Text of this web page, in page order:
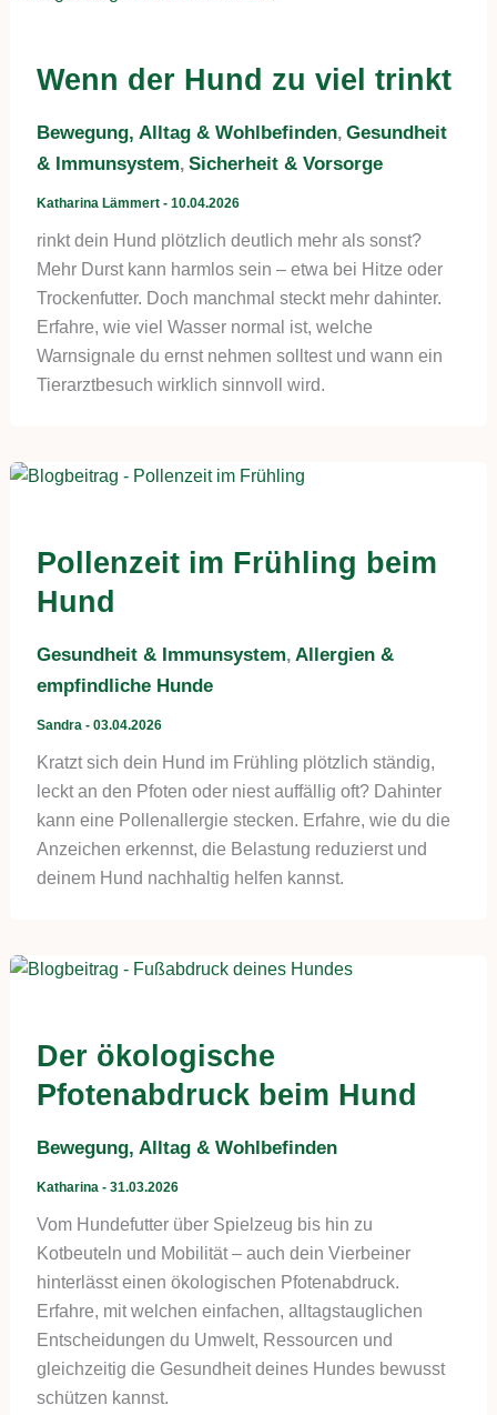
Wenn der Hund zu viel trinkt
Bewegung, Alltag & Wohlbefinden, Gesundheit
& Immunsystem, Sicherheit & Vorsorge
Katharina Lämmert - 10.04.2026
rinkt dein Hund plötzlich deutlich mehr als sonst?
Mehr Durst kann harmlos sein – etwa bei Hitze oder
Trockenfutter. Doch manchmal steckt mehr dahinter.
Erfahre, wie viel Wasser normal ist, welche
Warnsignale du ernst nehmen solltest und wann ein
Tierarztbesuch wirklich sinnvoll wird.
Pollenzeit im Frühling beim
Hund
Gesundheit & Immunsystem, Allergien &
empfindliche Hunde
Sandra - 03.04.2026
Kratzt sich dein Hund im Frühling plötzlich ständig,
leckt an den Pfoten oder niest auffällig oft? Dahinter
kann eine Pollenallergie stecken. Erfahre, wie du die
Anzeichen erkennst, die Belastung reduzierst und
deinem Hund nachhaltig helfen kannst.
Der ökologische
Pfotenabdruck beim Hund
Bewegung, Alltag & Wohlbefinden
Katharina - 31.03.2026
Vom Hundefutter über Spielzeug bis hin zu
Kotbeuteln und Mobilität – auch dein Vierbeiner
hinterlässt einen ökologischen Pfotenabdruck.
Erfahre, mit welchen einfachen, alltagstauglichen
Entscheidungen du Umwelt, Ressourcen und
gleichzeitig die Gesundheit deines Hundes bewusst
schützen kannst.